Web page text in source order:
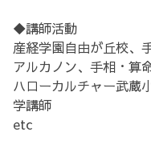
◆講師活動
産経学園自由が丘校、
アルカノン、手相・算
ハローカルチャー武蔵
学講師
etc